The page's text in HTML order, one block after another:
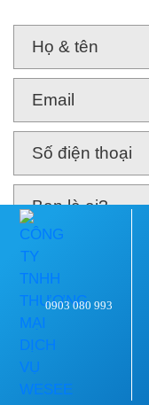
GỬI TIN
38/2C
TPHCM
0903 080 993